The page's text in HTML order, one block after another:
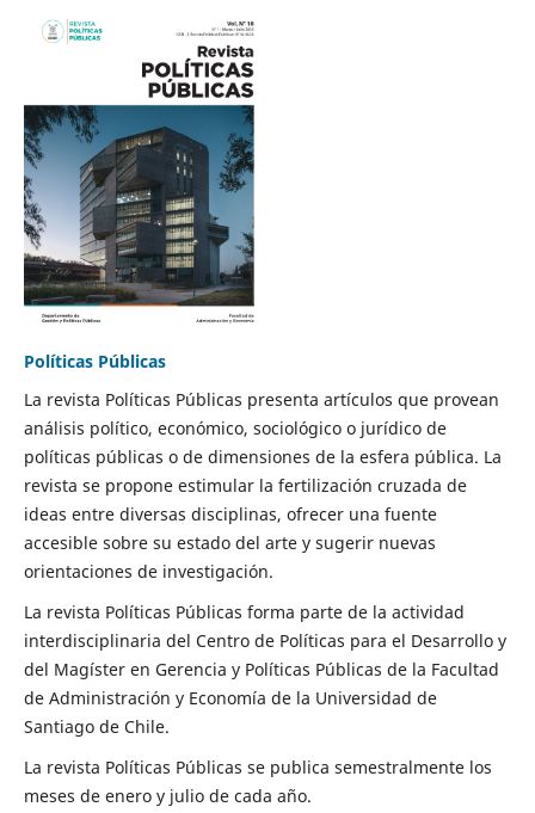
Políticas Públicas
La revista Políticas Públicas presenta artículos que provean
análisis político, económico, sociológico o jurídico de
políticas públicas o de dimensiones de la esfera pública. La
revista se propone estimular la fertilización cruzada de
ideas entre diversas disciplinas, ofrecer una fuente
accesible sobre su estado del arte y sugerir nuevas
orientaciones de investigación.
La revista Políticas Públicas forma parte de la actividad
interdisciplinaria del Centro de Políticas para el Desarrollo y
del Magíster en Gerencia y Políticas Públicas de la Facultad
de Administración y Economía de la Universidad de
Santiago de Chile.
La revista Políticas Públicas se publica semestralmente los
meses de enero y julio de cada año.